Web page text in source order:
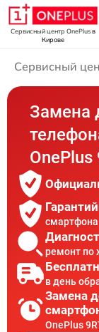
Сервисный центр OnePlusв
Кирове
Сервисный
Замена
OnePlus
смартфона
ремонт по
в день
Замена
OnePlus